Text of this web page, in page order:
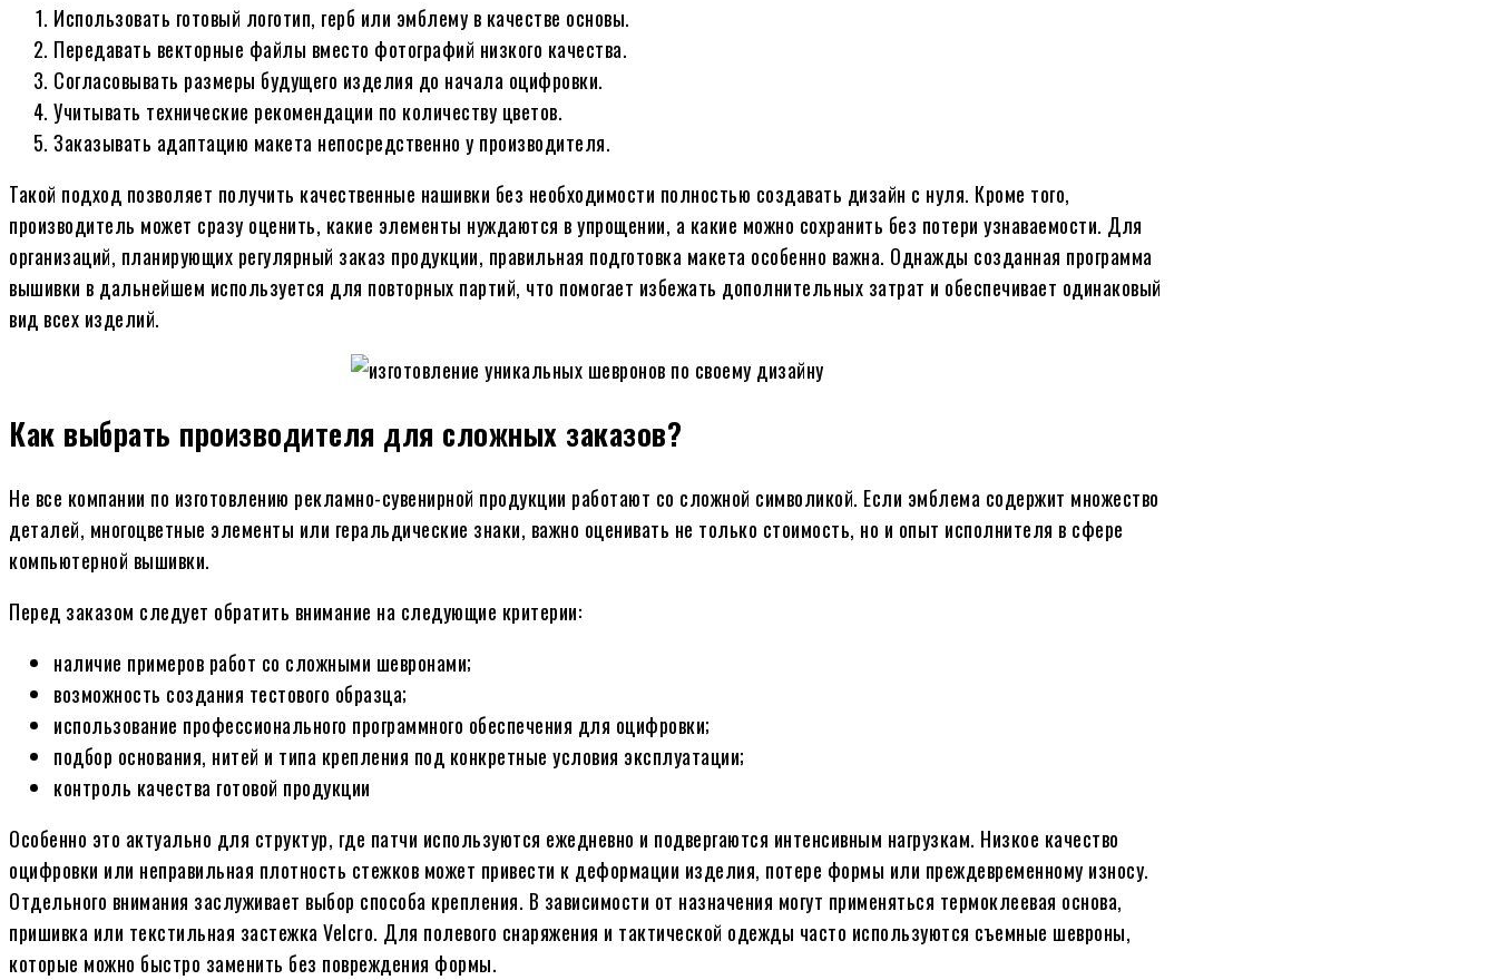
Использовать готовый логотип, герб или эмблему в качестве основы.
Передавать векторные файлы вместо фотографий низкого качества.
Согласовывать размеры будущего изделия до начала оцифровки.
Учитывать технические рекомендации по количеству цветов.
Заказывать адаптацию макета непосредственно у производителя.
Такой подход позволяет получить качественные нашивки без необходимости полностью создавать дизайн с нуля. Кроме того,
производитель может сразу оценить, какие элементы нуждаются в упрощении, а какие можно сохранить без потери узнаваемости. Для
организаций, планирующих регулярный заказ продукции, правильная подготовка макета особенно важна. Однажды созданная программа
вышивки в дальнейшем используется для повторных партий, что помогает избежать дополнительных затрат и обеспечивает одинаковый
вид всех изделий.
Как выбрать производителя для сложных заказов?
Не все компании по изготовлению рекламно-сувенирной продукции работают со сложной символикой. Если эмблема содержит множество
деталей, многоцветные элементы или геральдические знаки, важно оценивать не только стоимость, но и опыт исполнителя в сфере
компьютерной вышивки.
Перед заказом следует обратить внимание на следующие критерии:
наличие примеров работ со сложными шевронами;
возможность создания тестового образца;
использование профессионального программного обеспечения для оцифровки;
подбор основания, нитей и типа крепления под конкретные условия эксплуатации;
контроль качества готовой продукции
Особенно это актуально для структур, где патчи используются ежедневно и подвергаются интенсивным нагрузкам. Низкое качество
оцифровки или неправильная плотность стежков может привести к деформации изделия, потере формы или преждевременному износу.
Отдельного внимания заслуживает выбор способа крепления. В зависимости от назначения могут применяться термоклеевая основа,
пришивка или текстильная застежка Velcro. Для полевого снаряжения и тактической одежды часто используются съемные шевроны,
которые можно быстро заменить без повреждения формы.